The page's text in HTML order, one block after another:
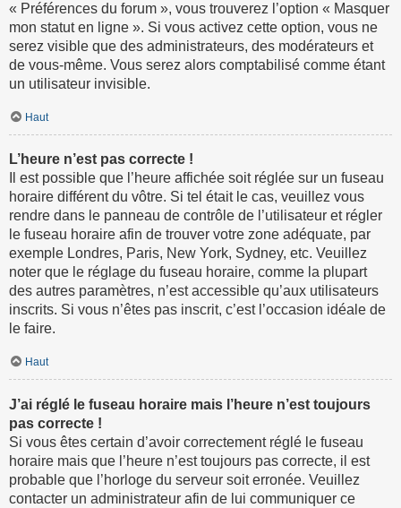
« Préférences du forum », vous trouverez l’option « Masquer
mon statut en ligne ». Si vous activez cette option, vous ne
serez visible que des administrateurs, des modérateurs et
de vous-même. Vous serez alors comptabilisé comme étant
un utilisateur invisible.
Haut
L’heure n’est pas correcte !
Il est possible que l’heure affichée soit réglée sur un fuseau
horaire différent du vôtre. Si tel était le cas, veuillez vous
rendre dans le panneau de contrôle de l’utilisateur et régler
le fuseau horaire afin de trouver votre zone adéquate, par
exemple Londres, Paris, New York, Sydney, etc. Veuillez
noter que le réglage du fuseau horaire, comme la plupart
des autres paramètres, n’est accessible qu’aux utilisateurs
inscrits. Si vous n’êtes pas inscrit, c’est l’occasion idéale de
le faire.
Haut
J’ai réglé le fuseau horaire mais l’heure n’est toujours
pas correcte !
Si vous êtes certain d’avoir correctement réglé le fuseau
horaire mais que l’heure n’est toujours pas correcte, il est
probable que l’horloge du serveur soit erronée. Veuillez
contacter un administrateur afin de lui communiquer ce